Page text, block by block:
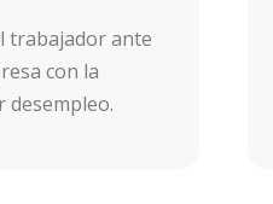
trabajador ante
con la
desempleo.